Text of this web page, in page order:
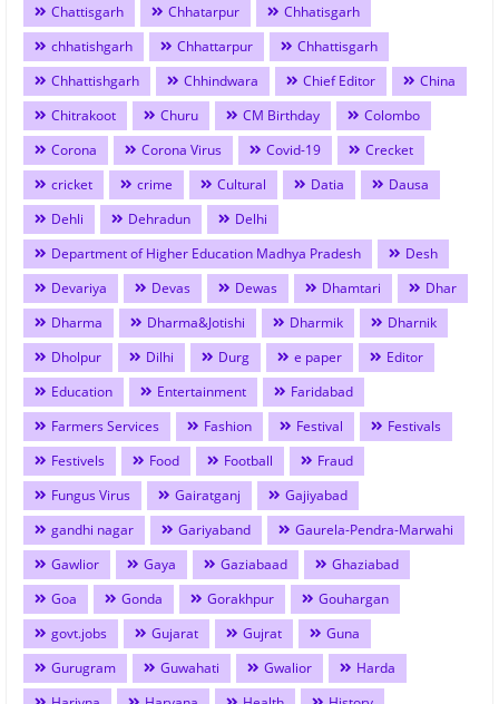
Chattisgarh
Chhatarpur
Chhatisgarh
chhatishgarh
Chhattarpur
Chhattisgarh
Chhattishgarh
Chhindwara Chief Editor
China
Chitrakoot
Churu CM Birthday
Colombo
Corona
Corona Virus Covid-19
Crecket
cricket
crime Cultural Datia
Dausa
Dehli
Dehradun
Delhi
Department of Higher Education Madhya Pradesh
Desh
Devariya
Devas Dewas Dhamtari
Dhar
Dharma
Dharma&Jotishi Dharmik
Dharnik
Dholpur
Dilhi Durg e paper
Editor
Education
Entertainment
Faridabad
Farmers Services
Fashion Festival
Festivals
Festivels
Food Football
Fraud
Fungus Virus
Gairatganj
Gajiyabad
gandhi nagar
Gariyaband
Gaurela-Pendra-Marwahi
Gawlior
Gaya Gaziabaad
Ghaziabad
Goa
Gonda Gorakhpur
Gouhargan
govt.jobs
Gujarat Gujrat
Guna
Gurugram
Guwahati Gwalior
Harda